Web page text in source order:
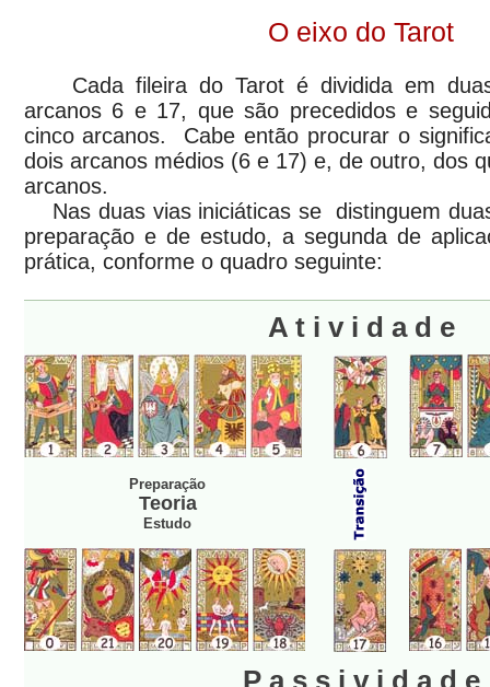
O eixo do Tarot
Cada fileira do Tarot é dividida em
arcanos 6 e 17, que são precedidos e
cinco arcanos. Cabe então procurar o
dois arcanos médios (6 e 17) e, de outro, dos
arcanos.
Nas duas vias iniciáticas se distinguem
preparação e de estudo, a segunda de
prática, conforme o quadro seguinte:
A t i v i d a d e
Preparação
Teoria
Estudo
P a s s i v i d a d e